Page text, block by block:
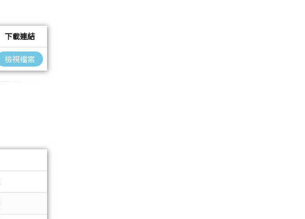
下載連結
檢視檔案